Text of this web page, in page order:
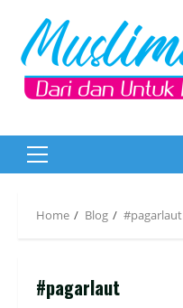
content
Primary
Home Blog #pagarlaut
#pagarlaut